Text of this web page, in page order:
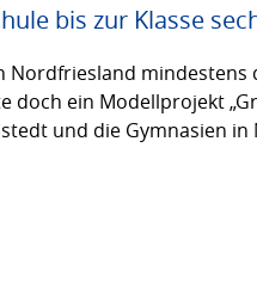
bis zur Klasse
Nordfriesland
doch ein Modellprojekt
und die Gymnasien